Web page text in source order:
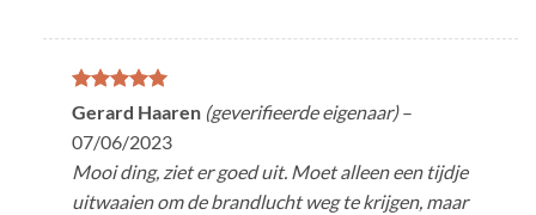
Gewaardeerd
5uit 5
Gerard Haaren (geverifieerde eigenaar) –
07/06/2023
Mooi ding, ziet er goed uit. Moet alleen een tijdje
uitwaaien om de brandlucht weg te krijgen, maar